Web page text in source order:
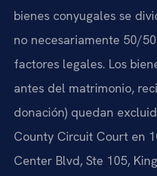
bienes conyugales se
no necesariamente 50/
factores legales. Los
antes del matrimonio,
donación) quedan
County Circuit Court en
Center Blvd, Ste 105,